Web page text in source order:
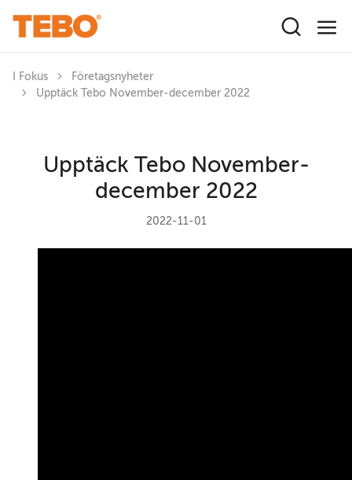
I Fokus
Företagsnyheter
Upptäck Tebo November-december 2022
Upptäck Tebo November-
december 2022
2022-11-01